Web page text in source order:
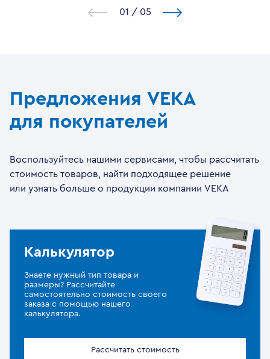
1 / 5
Предложения VEKA
для покупателей
Воспользуйтесь нашими сервисами, чтобы рассчитать
стоимость товаров, найти подходящее решение
или узнать больше о продукции компании VEKA
Калькулятор
Знаете нужный тип товара и
размеры? Рассчитайте
самостоятельно стоимость своего
заказа с помощью нашего
калькулятора.
Рассчитать стоимость